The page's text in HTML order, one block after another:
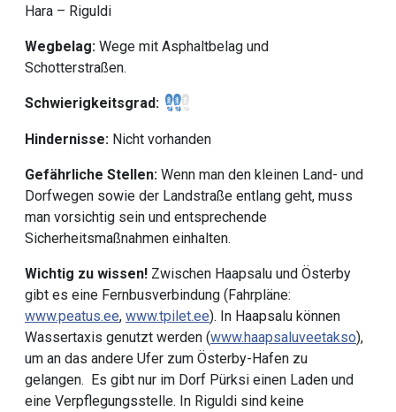
Hara – Riguldi
Wegbelag: Wege mit Asphaltbelag und
Schotterstraßen.
Schwierigkeitsgrad:
Hindernisse: Nicht vorhanden
Gefährliche Stellen: Wenn man den kleinen Land- und
Dorfwegen sowie der Landstraße entlang geht, muss
man vorsichtig sein und entsprechende
Sicherheitsmaßnahmen einhalten.
Wichtig zu wissen! Zwischen Haapsalu und Österby
gibt es eine Fernbusverbindung (Fahrpläne:
www.peatus.ee, www.tpilet.ee). In Haapsalu können
Wassertaxis genutzt werden (www.haapsaluveetakso),
um an das andere Ufer zum Österby-Hafen zu
gelangen. Es gibt nur im Dorf Pürksi einen Laden und
eine Verpflegungsstelle. In Riguldi sind keine